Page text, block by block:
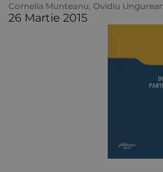
Cornelia Munteanu, Ovidiu
26 Martie 2015